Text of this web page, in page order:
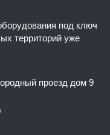
под ключ
территорий уже
проезд дом 9